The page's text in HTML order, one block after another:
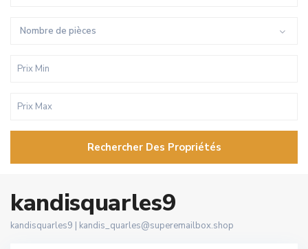
Nombre de pièces
Rechercher Des Propriétés
kandisquarles9
kandisquarles9 | kandis_quarles@superemailbox.shop